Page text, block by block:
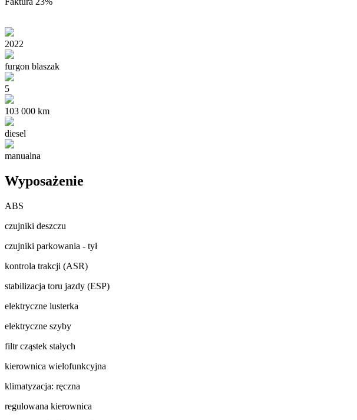
2022
furgon blaszak
5
103 000 km
diesel
manualna
Wyposażenie
ABS
czujniki deszczu
czujniki parkowania - tył
kontrola trakcji (ASR)
stabilizacja toru jazdy (ESP)
elektryczne lusterka
elektryczne szyby
filtr cząstek stałych
kierownica wielofunkcyjna
klimatyzacja: ręczna
regulowana kierownica